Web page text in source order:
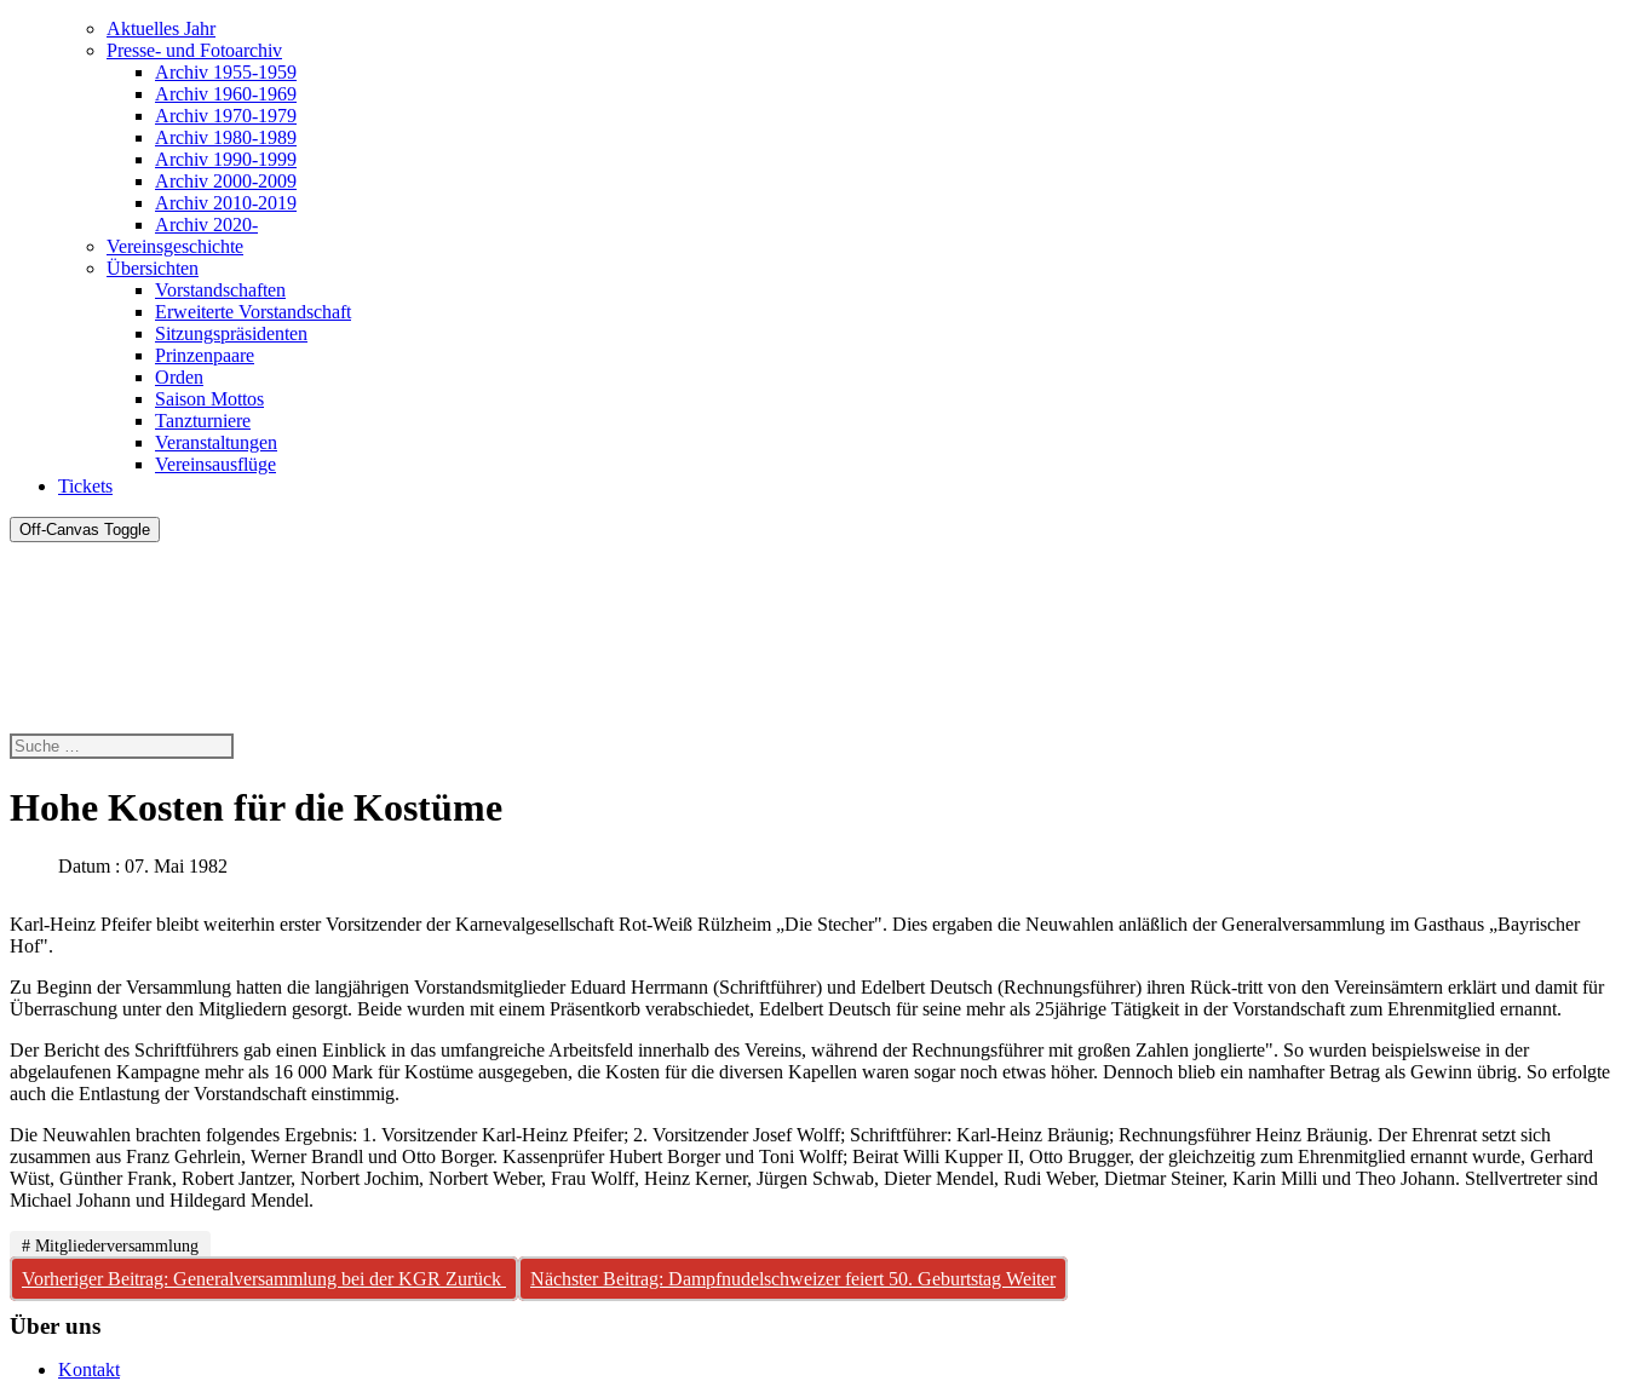
Aktuelles Jahr
Presse- und Fotoarchiv
Archiv 1955-1959
Archiv 1960-1969
Archiv 1970-1979
Archiv 1980-1989
Archiv 1990-1999
Archiv 2000-2009
Archiv 2010-2019
Archiv 2020-
Vereinsgeschichte
Übersichten
Vorstandschaften
Erweiterte Vorstandschaft
Sitzungspräsidenten
Prinzenpaare
Orden
Saison Mottos
Tanzturniere
Veranstaltungen
Vereinsausflüge
Tickets
Off-Canvas Toggle
Hohe Kosten für die Kostüme
Datum : 07. Mai 1982
Karl-Heinz Pfeifer bleibt weiterhin erster Vorsitzender der Karnevalgesellschaft Rot-Weiß Rülzheim „Die Stecher". Dies ergaben die Neuwahlen anläßlich der Generalversammlung im Gasthaus „Bayrischer
Hof".
Zu Beginn der Versammlung hatten die langjährigen Vorstandsmitglieder Eduard Herrmann (Schriftführer) und Edelbert Deutsch (Rechnungsführer) ihren Rück-tritt von den Vereinsämtern erklärt und damit für
Überraschung unter den Mitgliedern gesorgt. Beide wurden mit einem Präsentkorb verabschiedet, Edelbert Deutsch für seine mehr als 25jährige Tätigkeit in der Vorstandschaft zum Ehrenmitglied ernannt.
Der Bericht des Schriftführers gab einen Einblick in das umfangreiche Arbeitsfeld innerhalb des Vereins, während der Rechnungsführer mit großen Zahlen jonglierte". So wurden beispielsweise in der
abgelaufenen Kampagne mehr als 16 000 Mark für Kostüme ausgegeben, die Kosten für die diversen Kapellen waren sogar noch etwas höher. Dennoch blieb ein namhafter Betrag als Gewinn übrig. So erfolgte
auch die Entlastung der Vorstandschaft einstimmig.
Die Neuwahlen brachten folgendes Ergebnis: 1. Vorsitzender Karl-Heinz Pfeifer; 2. Vorsitzender Josef Wolff; Schriftführer: Karl-Heinz Bräunig; Rechnungsführer Heinz Bräunig. Der Ehrenrat setzt sich
zusammen aus Franz Gehrlein, Werner Brandl und Otto Borger. Kassenprüfer Hubert Borger und Toni Wolff; Beirat Willi Kupper II, Otto Brugger, der gleichzeitig zum Ehrenmitglied ernannt wurde, Gerhard
Wüst, Günther Frank, Robert Jantzer, Norbert Jochim, Norbert Weber, Frau Wolff, Heinz Kerner, Jürgen Schwab, Dieter Mendel, Rudi Weber, Dietmar Steiner, Karin Milli und Theo Johann. Stellvertreter sind
Michael Johann und Hildegard Mendel.
# Mitgliederversammlung
Vorheriger Beitrag: Generalversammlung bei der KGR Zurück Nächster Beitrag: Dampfnudelschweizer feiert 50. Geburtstag Weiter
Über uns
Kontakt